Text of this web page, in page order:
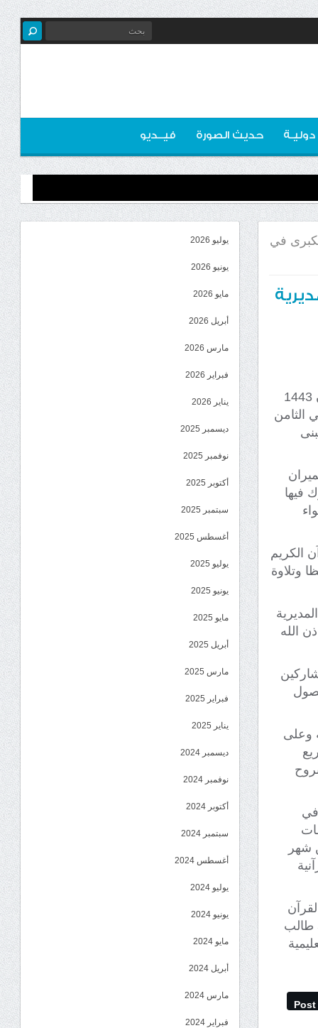
دوليـة حديث الصورة فيــديو
في
اختتمت مؤسسة إنسان للأعمال الإنسانية اليوم الثلاثاء الثاني عشر من رمضان 1443
الثامن
فيها
الكريم
وتلاوة
الله
وعلى
في
شهر
الكريم في المديرية ترعى أكثر من 53 حلقة قرآنية ، يدرس فيها أكثر من 500 طالب
Post
يوليو 2026
يونيو 2026
مايو 2026
أبريل 2026
مارس 2026
فبراير 2026
يناير 2026
ديسمبر 2025
نوفمبر 2025
أكتوبر 2025
سبتمبر 2025
أغسطس 2025
يوليو 2025
يونيو 2025
مايو 2025
أبريل 2025
مارس 2025
فبراير 2025
يناير 2025
ديسمبر 2024
نوفمبر 2024
أكتوبر 2024
سبتمبر 2024
أغسطس 2024
يوليو 2024
يونيو 2024
مايو 2024
أبريل 2024
مارس 2024
فبراير 2024